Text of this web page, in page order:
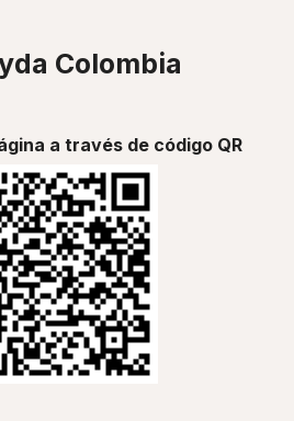
Colombia
a través de código QR